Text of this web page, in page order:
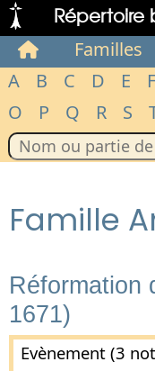
Répertoire
Familles
A
B C D E F
O
P Q R S
Famille
Réformation
1671)
Evènement (3